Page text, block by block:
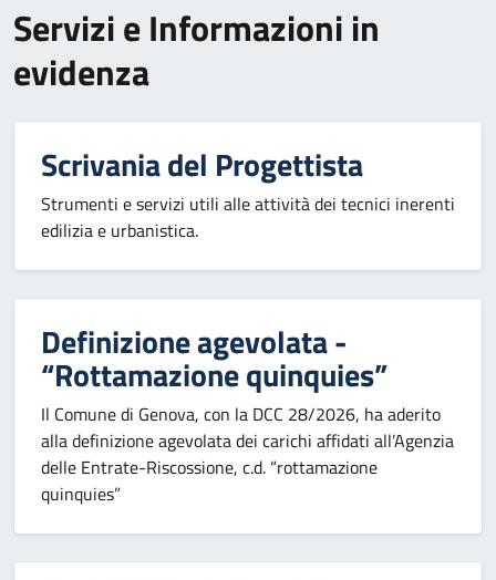
Servizi e Informazioni in
evidenza
Scrivania del Progettista
Strumenti e servizi utili alle attività dei tecnici inerenti
edilizia e urbanistica.
Definizione agevolata -
“Rottamazione quinquies”
Il Comune di Genova, con la DCC 28/2026, ha aderito
alla definizione agevolata dei carichi affidati all’Agenzia
delle Entrate-Riscossione, c.d. “rottamazione
quinquies”